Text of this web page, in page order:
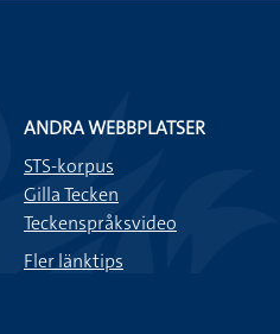
ANDRA WEBBPLATSER
STS-korpus
Gilla Tecken
Teckenspråksvideo
Fler länktips